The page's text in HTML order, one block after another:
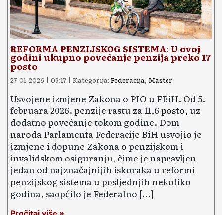
REFORMA PENZIJSKOG SISTEMA: U ovoj
godini ukupno povećanje penzija preko 17
posto
27-01-2026 | 09:17 | Kategorija: Federacija, Master
Usvojene izmjene Zakona o PIO u FBiH. Od 5.
februara 2026. penzije rastu za 11,6 posto, uz
dodatno povećanje tokom godine. Dom
naroda Parlamenta Federacije BiH usvojio je
izmjene i dopune Zakona o penzijskom i
invalidskom osiguranju, čime je napravljen
jedan od najznačajnijih iskoraka u reformi
penzijskog sistema u posljednjih nekoliko
godina, saopćilo je Federalno […]
Pročitaj više »